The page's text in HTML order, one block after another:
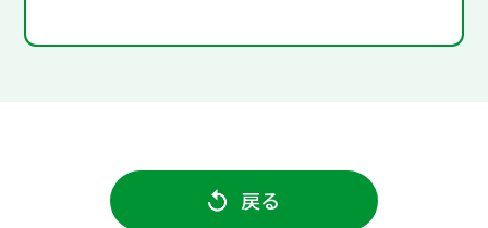
戻る